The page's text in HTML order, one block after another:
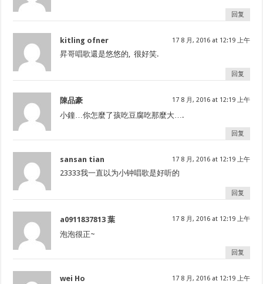
回复
kitling ofner 17 8 月, 2016 at 12:19 上午
昇哥唱歌還是悠悠的, 很好笑.
回复
陳品豪 17 8 月, 2016 at 12:19 上午
小鐘…你怎麼了孩吃豆腐吃那麼大….
回复
sansan tian 17 8 月, 2016 at 12:19 上午
23333我一直以为小钟唱歌是好听的
回复
a0911837813 葉 17 8 月, 2016 at 12:19 上午
泡泡很正~
回复
wei Ho 17 8 月, 2016 at 12:19 上午